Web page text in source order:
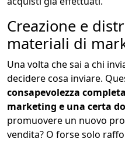
Creazione e
materiali di
Una volta che sai a chi
decidere cosa inviare.
consapevolezza
marketing e una certa
promuovere un nuovo
vendita? O forse solo